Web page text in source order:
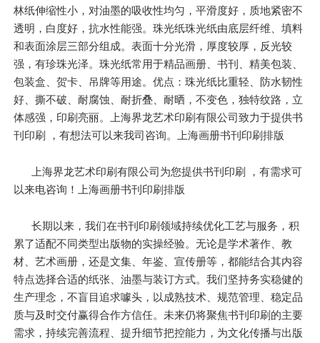
林纸伸缩性小，对油墨的吸收性均匀，平滑度好，质地紧密不
透明，白度好，抗水性能强。珠光纸珠光纸由底层纤维、填料
和表面涂层三部分组成。表面十分光滑，厚度较厚，反光较
强，有珍珠光泽。珠光纸常用于精品画册、书刊、精美包装、
包装盒、贺卡、吊牌等用途。优点：珠光纸比重轻、防水韧性
好、撕不破、耐腐蚀、耐折叠、耐晒，不变色，独特纹路，立
体感强，印刷亮丽。上海界龙艺术印刷有限公司致力于提供书
刊印刷 ，有想法可以来我司咨询。上海画册书刊印刷排版
上海界龙艺术印刷有限公司为您提供书刊印刷 ，有需求可
以来电咨询！上海画册书刊印刷排版
长期以来，我们在书刊印刷领域持续优化工艺与服务，积
累了适配不同类型出版物的实操经验。无论是学术著作、教
材、艺术画册，还是文集、年鉴、宣传册等，都能结合其内容
特点选择合适的纸张、油墨与装订方式。我们坚持务实稳健的
生产理念，不盲目追求噱头，以成熟技术、规范管理、稳定品
质与及时交付赢得合作方信任。未来仍将聚焦书刊印刷的主要
需求，持续完善流程、提升细节把控能力，为文化传播与出版